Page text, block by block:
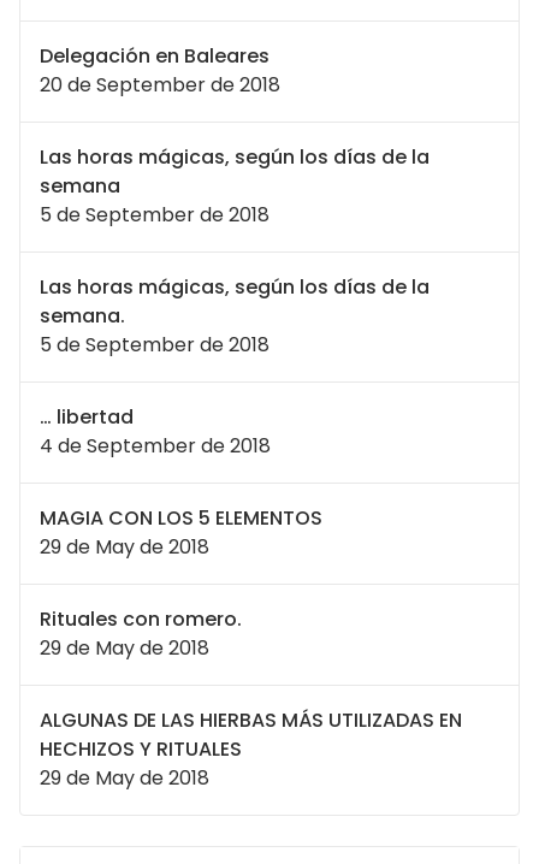
Delegación en Baleares
20 de September de 2018
Las horas mágicas, según los días de la
semana
5 de September de 2018
Las horas mágicas, según los días de la
semana.
5 de September de 2018
… libertad
4 de September de 2018
MAGIA CON LOS 5 ELEMENTOS
29 de May de 2018
Rituales con romero.
29 de May de 2018
ALGUNAS DE LAS HIERBAS MÁS UTILIZADAS EN
HECHIZOS Y RITUALES
29 de May de 2018